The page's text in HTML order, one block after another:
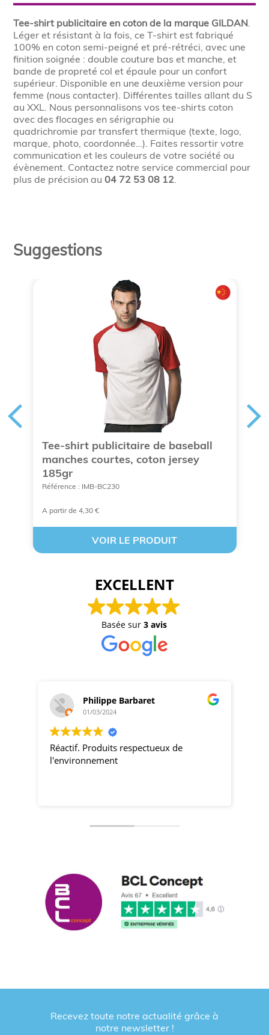
Tee-shirt publicitaire en coton de la marque GILDAN.
Léger et résistant à la fois, ce T-shirt est fabriqué
100% en coton semi-peigné et pré-rétréci, avec une
finition soignée : double couture bas et manche, et
bande de propreté col et épaule pour un confort
supérieur. Disponible en une deuxième version pour
femme (nous contacter). Différentes tailles allant du S
au XXL. Nous personnalisons vos tee-shirts coton
avec des flocages en sérigraphie ou
quadrichromie par transfert thermique (texte, logo,
marque, photo, coordonnée…). Faites ressortir votre
communication et les couleurs de votre société ou
évènement. Contactez notre service commercial pour
plus de précision au04 72 53 08 12.
Suggestions
Tee-shirt publicitaire de baseball
manches courtes, coton jersey
185gr
Référence : IMB-BC230
A partir de 4,30 €
VOIR LE PRODUIT
EXCELLENT
Basée sur3 avis
Philippe Barbaret
01/03/2024
Réactif. Produits respectueux de
l'environnement
Recevez toute notre actualité grâce à
notre newsletter !